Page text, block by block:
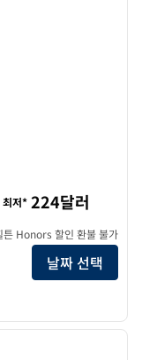
보 보기
최저* 224달러
튼 Honors 할인 환불 불가
날짜 선택
1/12
다음